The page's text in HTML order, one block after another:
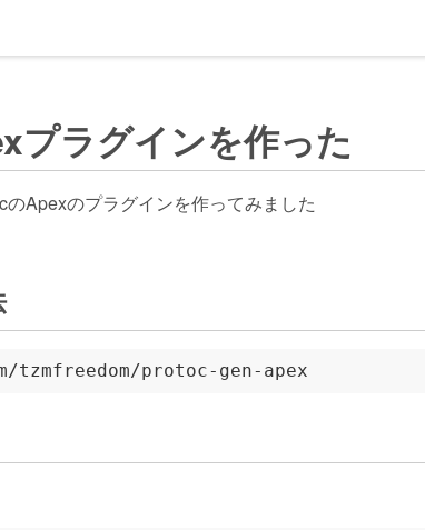
ラグインを作った
Apexのプラグインを作ってみました